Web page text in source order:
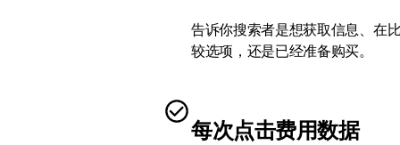
告诉你搜索者是想获取信息、在
较选项，还是已经准备购买。
每次点击费用数据